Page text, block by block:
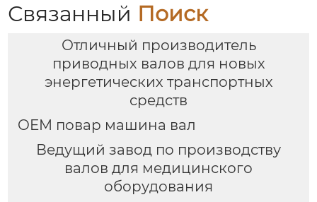
Связанный Поиск
Отличный производитель
приводных валов для новых
энергетических транспортных
средств
OEM повар машина вал
Ведущий завод по производству
валов для медицинского
оборудования